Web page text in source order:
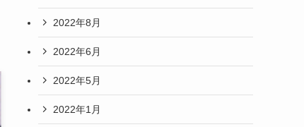
2022年8月
2022年6月
2022年5月
2022年1月